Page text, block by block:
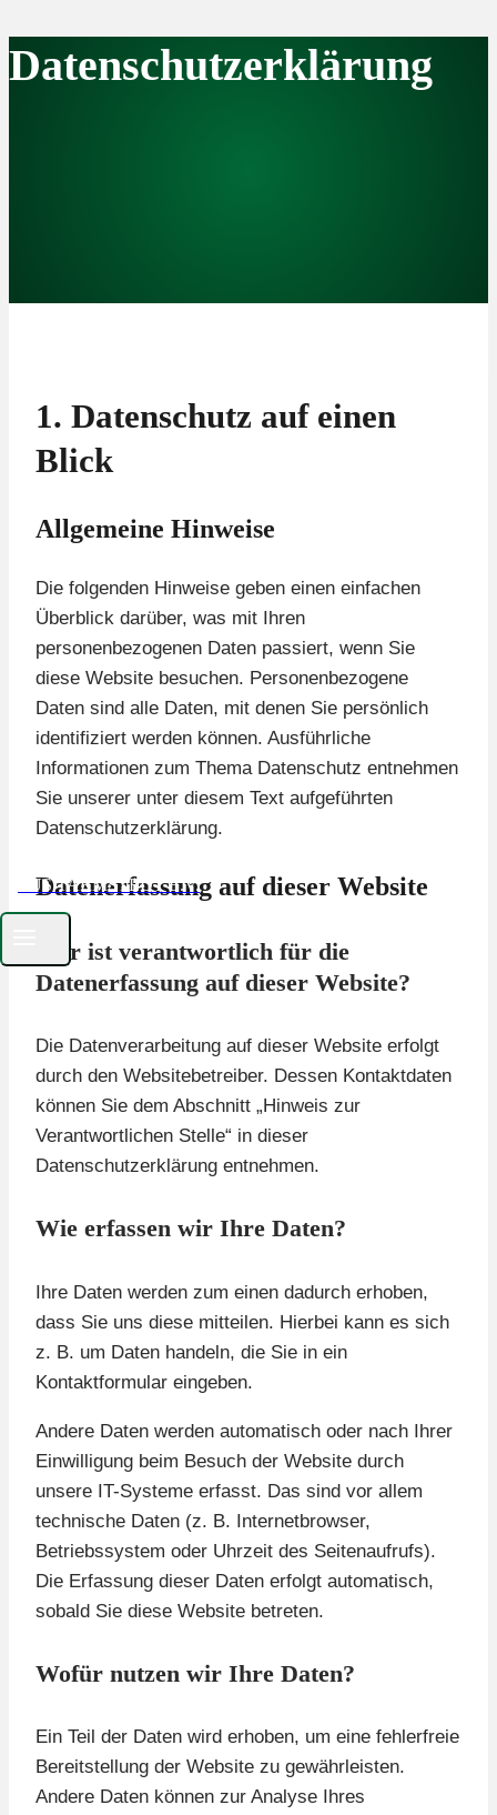
Zum
Inhalt
TUS TARMSTEDT E.V.
Datenschutzerklärung
1. Datenschutz auf einen
Blick
Allgemeine Hinweise
Die folgenden Hinweise geben einen einfachen
Überblick darüber, was mit Ihren
personenbezogenen Daten passiert, wenn Sie
diese Website besuchen. Personenbezogene
Daten sind alle Daten, mit denen Sie persönlich
identifiziert werden können. Ausführliche
Informationen zum Thema Datenschutz entnehmen
Sie unserer unter diesem Text aufgeführten
Datenschutzerklärung.
Datenerfassung auf dieser Website
Wer ist verantwortlich für die
Datenerfassung auf dieser Website?
Die Datenverarbeitung auf dieser Website erfolgt
durch den Websitebetreiber. Dessen Kontaktdaten
können Sie dem Abschnitt „Hinweis zur
Verantwortlichen Stelle“ in dieser
Datenschutzerklärung entnehmen.
Wie erfassen wir Ihre Daten?
Ihre Daten werden zum einen dadurch erhoben,
dass Sie uns diese mitteilen. Hierbei kann es sich
z. B. um Daten handeln, die Sie in ein
Kontaktformular eingeben.
Andere Daten werden automatisch oder nach Ihrer
Einwilligung beim Besuch der Website durch
unsere IT-Systeme erfasst. Das sind vor allem
technische Daten (z. B. Internetbrowser,
Betriebssystem oder Uhrzeit des Seitenaufrufs).
Die Erfassung dieser Daten erfolgt automatisch,
sobald Sie diese Website betreten.
Wofür nutzen wir Ihre Daten?
Ein Teil der Daten wird erhoben, um eine fehlerfreie
Bereitstellung der Website zu gewährleisten.
Andere Daten können zur Analyse Ihres